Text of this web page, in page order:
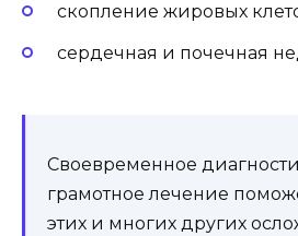
скопление жировых
сердечная и почечная
Своевременное
грамотное лечение
этих и многих других